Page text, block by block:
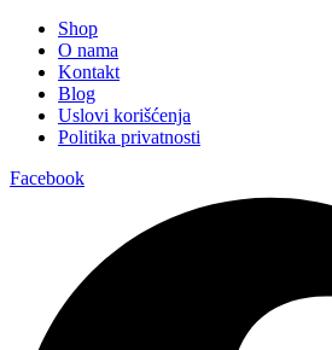
Shop
O nama
Kontakt
Blog
Uslovi korišćenja
Politika privatnosti
Facebook